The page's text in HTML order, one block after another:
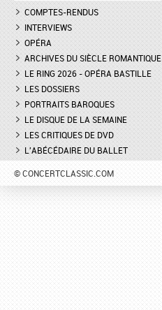
COMPTES-RENDUS
INTERVIEWS
OPÉRA
ARCHIVES DU SIÈCLE ROMANTIQUE
LE RING 2026 - OPÉRA BASTILLE
LES DOSSIERS
PORTRAITS BAROQUES
LE DISQUE DE LA SEMAINE
LES CRITIQUES DE DVD
L'ABÉCÉDAIRE DU BALLET
© CONCERTCLASSIC.COM